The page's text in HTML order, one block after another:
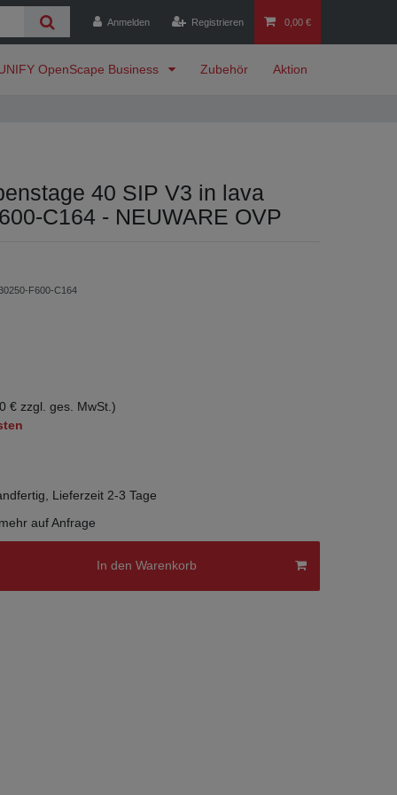
Anmelden Registrieren 0,00 €
OpenScape Business Zubehör Aktion
40 SIP V3 in lava
C164 - NEUWARE OVP
F600-C164
€ zzgl. ges. MwSt.)
Lieferzeit 2-3 Tage
auf Anfrage
In den Warenkorb